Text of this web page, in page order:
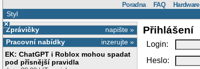
Poradna FAQ Hardware
Styl
×
napište »
Zprávičky
inzerujte »
Pracovní nabídky
EK: ChatGPT i Roblox mohou spadat
pod přísnější pravidla
Přihlášení
Login:
Heslo: